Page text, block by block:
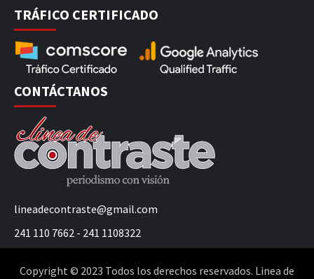
TRÁFICO CERTIFICADO
CONTÁCTANOS
lineadecontraste@gmail.com
241 110 7662 - 241 1108322
Copyright © 2023 Todos los derechos reservados. Linea de